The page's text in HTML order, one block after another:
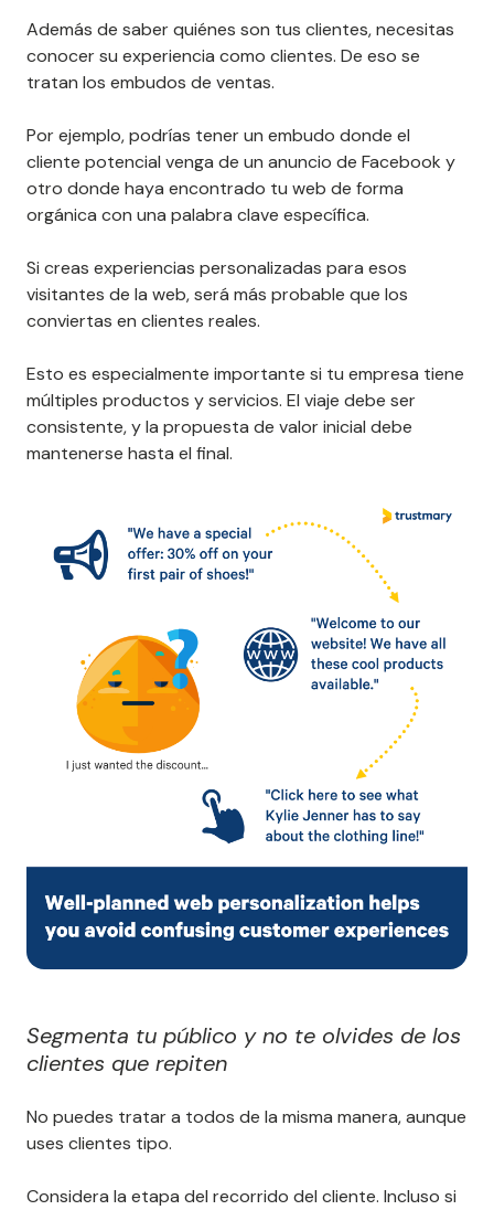
Además de saber quiénes son tus clientes, necesitas
conocer su experiencia como clientes. De eso se
tratan los embudos de ventas.
Por ejemplo, podrías tener un embudo donde el
cliente potencial venga de un anuncio de Facebook y
otro donde haya encontrado tu web de forma
orgánica con una palabra clave específica.
Si creas experiencias personalizadas para esos
visitantes de la web, será más probable que los
conviertas en clientes reales.
Esto es especialmente importante si tu empresa tiene
múltiples productos y servicios. El viaje debe ser
consistente, y la propuesta de valor inicial debe
mantenerse hasta el final.
Segmenta tu público y no te olvides de los
clientes que repiten
No puedes tratar a todos de la misma manera, aunque
uses clientes tipo.
Considera la etapa del recorrido del cliente. Incluso si